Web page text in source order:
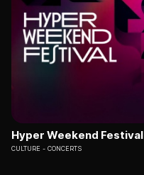
Hyper Weekend Festival
CULTURE CONCERTS